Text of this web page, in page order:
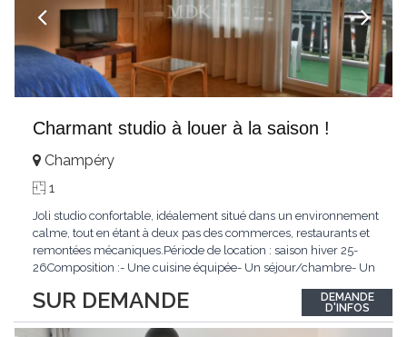
Charmant studio à louer à la saison !
SUR DEMANDE
Champéry
1
Joli studio confortable, idéalement situé dans un environnement
calme, tout en étant à deux pas des commerces, restaurants et
remontées mécaniques.Période de location : saison hiver 25-
26Composition :- Une cuisine équipée- Un séjour/chambre- Un
fumeurAnimaux non admisLoyer mensuel : CHF
1'000.00N'hésitez pas à nous contacter !
DEMANDE
D'INFOS